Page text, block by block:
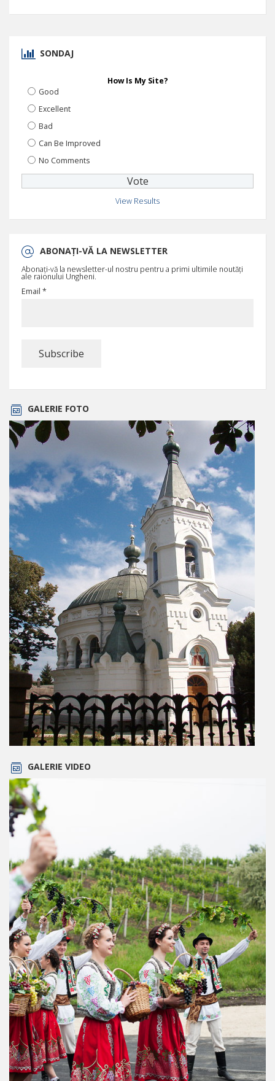
SONDAJ
How Is My Site?
Good
Excellent
Bad
Can Be Improved
No Comments
View Results
ABONAȚI-VĂ LA NEWSLETTER
Abonați-vă la newsletter-ul nostru pentru a primi ultimile noutăți
ale raionului Ungheni.
Email *
GALERIE FOTO
GALERIE VIDEO